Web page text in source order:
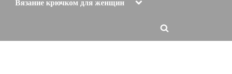
Вязание крючком для женщин
Toggle